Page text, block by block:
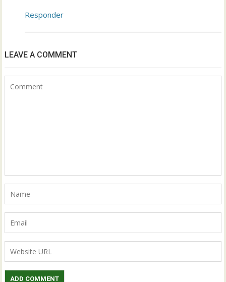
Responder
LEAVE A COMMENT